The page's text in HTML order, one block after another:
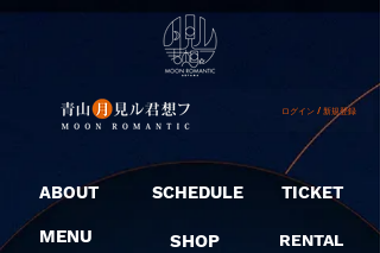
ログイン / 新規登録
ABOUT
MENU
SCHEDULE
SHOP
TICKET
RENTAL